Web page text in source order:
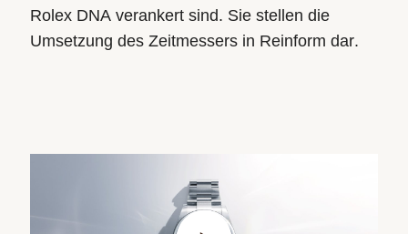
Rolex DNA verankert sind. Sie stellen die
Umsetzung des Zeitmessers in Reinform dar.